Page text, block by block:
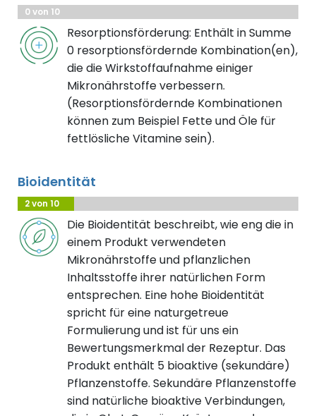
0 von 10
Resorptionsförderung: Enthält in Summe
0 resorptionsfördernde Kombination(en),
die die Wirkstoffaufnahme einiger
Mikronährstoffe verbessern.
(Resorptionsfördernde Kombinationen
können zum Beispiel Fette und Öle für
fettlösliche Vitamine sein).
Bioidentität
2 von 10
Die Bioidentität beschreibt, wie eng die in
einem Produkt verwendeten
Mikronährstoffe und pflanzlichen
Inhaltsstoffe ihrer natürlichen Form
entsprechen. Eine hohe Bioidentität
spricht für eine naturgetreue
Formulierung und ist für uns ein
Bewertungsmerkmal der Rezeptur. Das
Produkt enthält 5 bioaktive (sekundäre)
Pflanzenstoffe. Sekundäre Pflanzenstoffe
sind natürliche bioaktive Verbindungen,